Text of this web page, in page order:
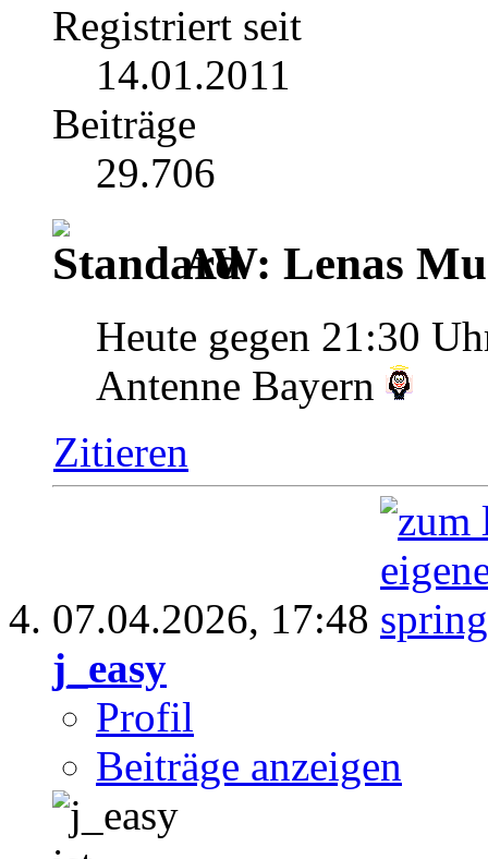
Registriert seit
14.01.2011
Beiträge
29.706
AW: Lenas
Heute gegen 21:30
Antenne Bayern
Zitieren
07.04.2026, 17:48
j_easy
Profil
Beiträge anzeigen